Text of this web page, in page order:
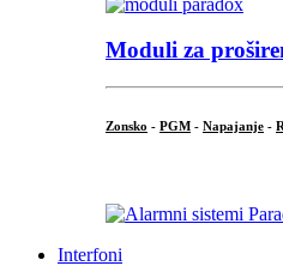
Moduli za
Zonsko - PGM - Napajanje -
Interfoni